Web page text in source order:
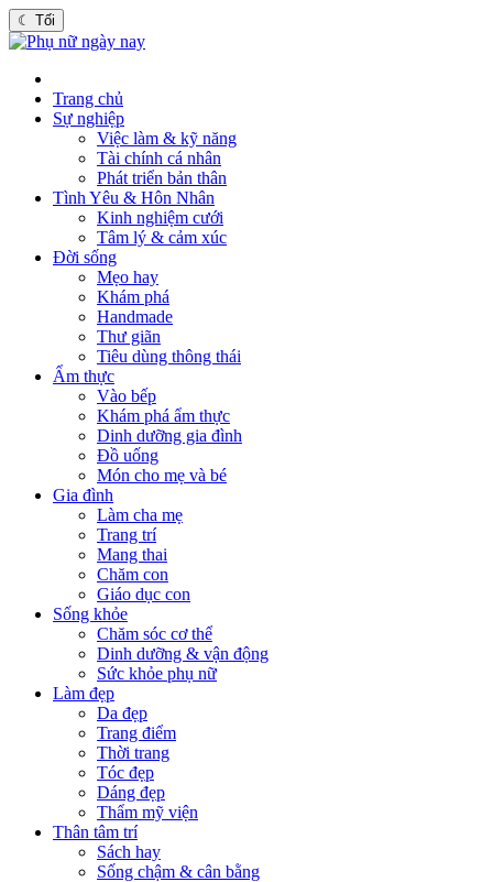
☾ Tối
Trang chủ
Sự nghiệp
Việc làm & kỹ năng
Tài chính cá nhân
Phát triển bản thân
Tình Yêu & Hôn Nhân
Kinh nghiệm cưới
Tâm lý & cảm xúc
Đời sống
Mẹo hay
Khám phá
Handmade
Thư giãn
Tiêu dùng thông thái
Ẩm thực
Vào bếp
Khám phá ẩm thực
Dinh dưỡng gia đình
Đồ uống
Món cho mẹ và bé
Gia đình
Làm cha mẹ
Trang trí
Mang thai
Chăm con
Giáo dục con
Sống khỏe
Chăm sóc cơ thể
Dinh dưỡng & vận động
Sức khỏe phụ nữ
Làm đẹp
Da đẹp
Trang điểm
Thời trang
Tóc đẹp
Dáng đẹp
Thẩm mỹ viện
Thân tâm trí
Sách hay
Sống chậm & cân bằng